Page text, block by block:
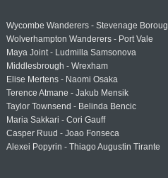
Wycombe Wanderers - Stevenage
Wolverhampton Wanderers - Port Vale
Maya Joint - Ludmilla Samsonova
Middlesbrough - Wrexham
Elise Mertens - Naomi Osaka
Terence Atmane - Jakub Mensik
Taylor Townsend - Belinda Bencic
Maria Sakkari - Cori Gauff
Casper Ruud - Joao Fonseca
Alexei Popyrin - Thiago Augustin Tirante